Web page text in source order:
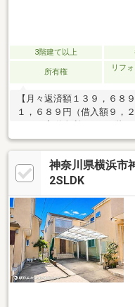
3階建て以上
所有権
リフ
【月々返済額１３９，６８
１，６８９円（借入額９，
５％（変動金利））※１階
を考慮した場合の金額です
なります。
神奈川県横浜市
2SLDK